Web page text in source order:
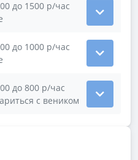
до 1500 р/час
Номер 1
до 1000 р/час
Номер 2
до 800 р/час
с веником
Номер 3